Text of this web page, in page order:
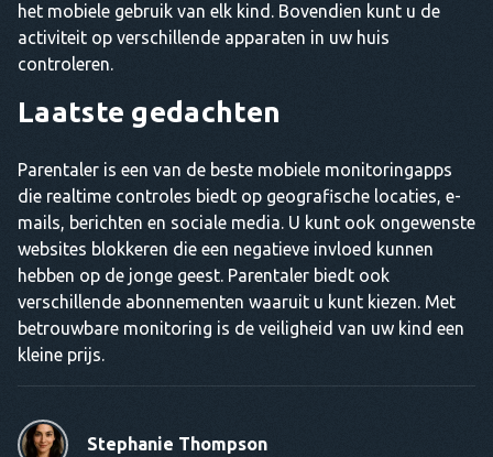
het mobiele gebruik van elk kind. Bovendien kunt u de
activiteit op verschillende apparaten in uw huis
controleren.
Laatste gedachten
Parentaler is een van de beste mobiele monitoringapps
die realtime controles biedt op geografische locaties, e-
mails, berichten en sociale media. U kunt ook ongewenste
websites blokkeren die een negatieve invloed kunnen
hebben op de jonge geest. Parentaler biedt ook
verschillende abonnementen waaruit u kunt kiezen. Met
betrouwbare monitoring is de veiligheid van uw kind een
kleine prijs.
Stephanie Thompson